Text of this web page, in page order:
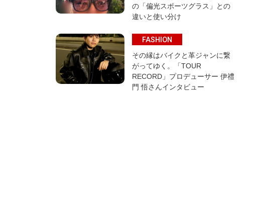
の「偏光スポーツグラス」との
違いと使い分け
FASHION
その縁はバイクと革ジャンに繋
がってゆく。「TOUR
RECORD」プロデューサー 伊禮
門 悟さんインタビュー